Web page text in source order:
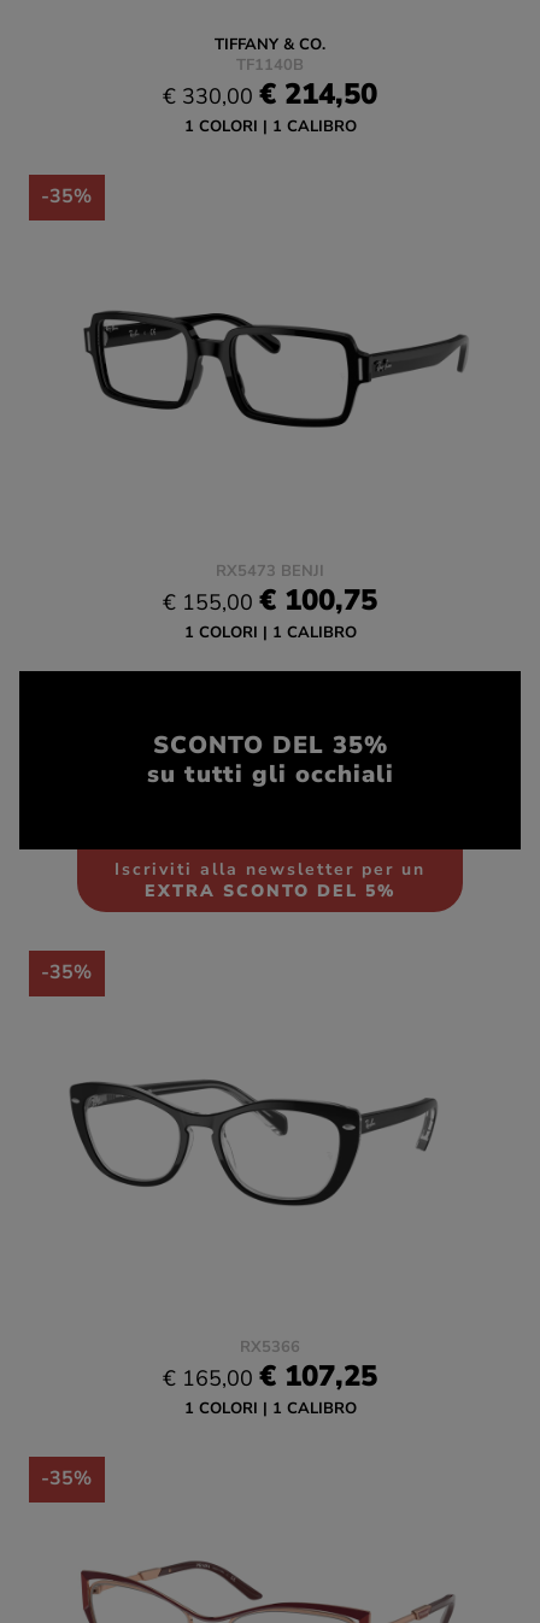
TIFFANY & CO.
TF1140B
€ 330,00 € 214,50
1 COLORI 1 CALIBRO
-35%
RX5473 BENJI
€ 155,00 € 100,75
1 COLORI 1 CALIBRO
SCONTO DEL 35%
su tutti gli occhiali
Iscriviti alla newsletter per un
EXTRA SCONTO DEL 5%
-35%
RX5366
€ 165,00 € 107,25
1 COLORI 1 CALIBRO
-35%